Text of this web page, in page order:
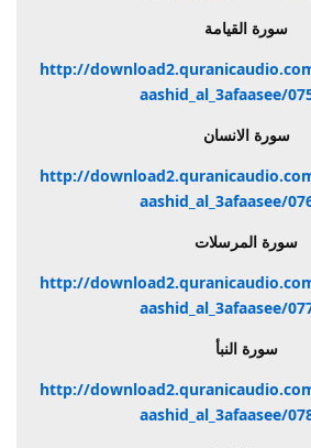
سورة القيامة
http://
aashid_al_3afaasee/
سورة الانسان
http://
aashid_al_3afaasee/
سورة المرسلات
http://
aashid_al_3afaasee/
سورة النبأ
http://
aashid_al_3afaasee/